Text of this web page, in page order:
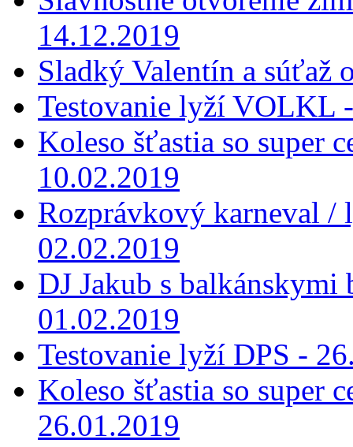
14.12.2019
Sladký Valentín a súťaž
Testovanie lyží VOLKL
Koleso šťastia so super
10.02.2019
Rozprávkový karneval /
02.02.2019
DJ Jakub s balkánskymi
01.02.2019
Testovanie lyží DPS -
Koleso šťastia so super
26.01.2019